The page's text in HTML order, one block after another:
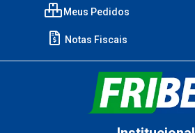
Meus Pedidos
Notas Fiscais